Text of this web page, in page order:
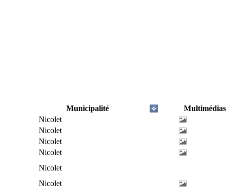
Municipalité
Multimédias
Nicolet
Nicolet
Nicolet
Nicolet
Nicolet
Nicolet